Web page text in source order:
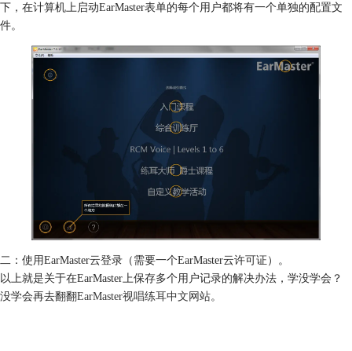
下，在计算机上启动EarMaster表单的每个用户都将有一个单独的配置文
件。
二：使用EarMaster云登录（需要一个EarMaster云许可证）。
以上就是关于在EarMaster上保存多个用户记录的解决办法，学没学会？
没学会再去翻翻EarMaster视唱练耳中文网站。